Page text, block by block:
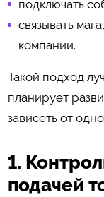
подключать
связывать
компании.
Такой подход
планирует
зависеть от
1.
подачей